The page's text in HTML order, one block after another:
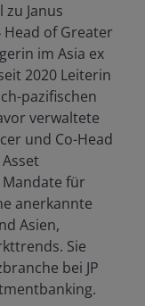
Janus
of Greater
im Asia ex
2020 Leiterin
pazifischen
verwaltete
und Co-Head
für
anerkannte
Asien,
Sie
bei JP